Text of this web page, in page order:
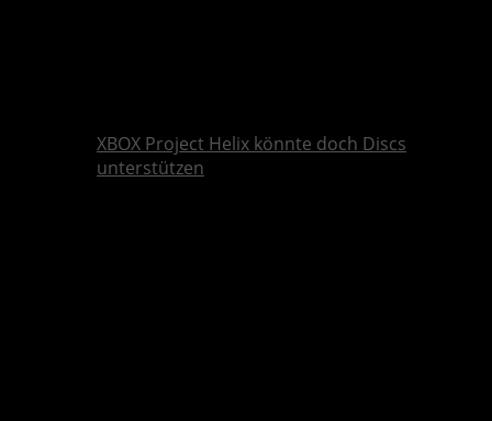
XBOX Project Helix könnte doch Discs
unterstützen